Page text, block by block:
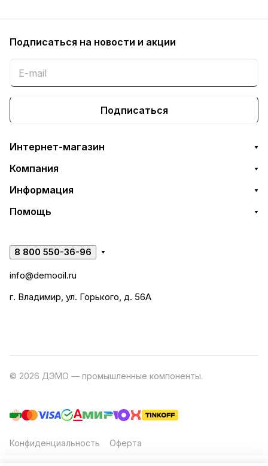
Подписаться на новости и акции
Подписаться
Интернет-магазин
Компания
Информация
Помощь
8 800 550-36-96
info@demooil.ru
г. Владимир, ул. Горького, д. 56А
© 2026 ДЭМО — промышленные компоненты.
Конфиденциальность Оферта